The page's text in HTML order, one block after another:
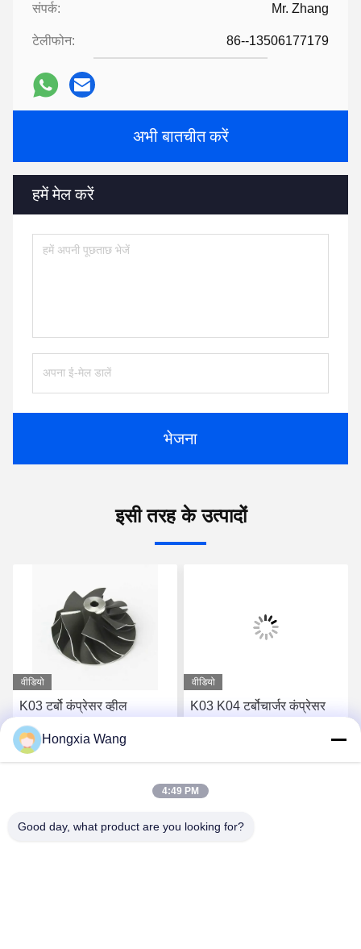
संपर्क: Mr. Zhang
टेलीफोन: 86--13506177179
अभी बातचीत करें
हमें मेल करें
भेजना
इसी तरह के उत्पादों
वीडियो
K03 टर्बो कंप्रेसर व्हील
53041232201
53041232204 के लिए
53039880072
सबसे अच्छी कीमत पाएं
वीडियो
K03 K04 टर्बोचार्जर कंप्रेसर
53039700102 टर्बो
Hongxia Wang
4:49 PM
Good day, what product are you looking for?